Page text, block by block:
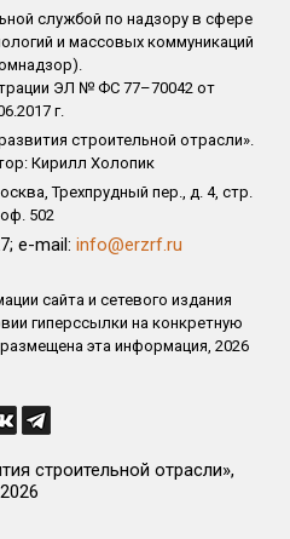
службой по надзору в сфере
и массовых коммуникаций
ЭЛ № ФС 77–70042 от
г.
строительной отрасли».
Кирилл Холопик
Трехпрудный пер., д. 4, стр.
502
e-mail: info@erzrf.ru
сайта и сетевого издания
гиперссылки на конкретную
эта информация, 2026
строительной отрасли»,
2026